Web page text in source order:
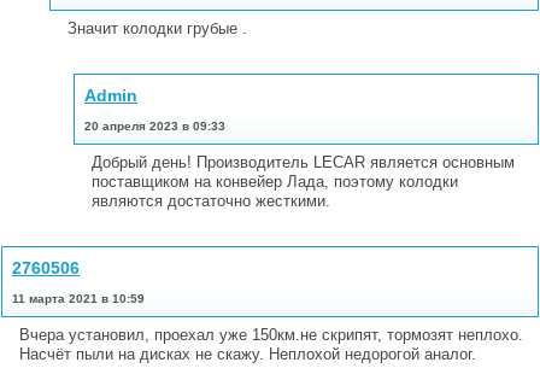
Значит колодки грубые .
Admin
20 апреля 2023 в 09:33
Добрый день! Производитель LECAR является основным
поставщиком на конвейер Лада, поэтому колодки
являются достаточно жесткими.
2760506
11 марта 2021 в 10:59
Вчера установил, проехал уже 150км.не скрипят, тормозят неплохо.
Насчёт пыли на дисках не скажу. Неплохой недорогой аналог.